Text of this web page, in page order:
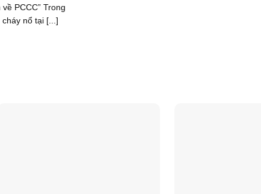
PCCC” Trong
nổ tại [...]